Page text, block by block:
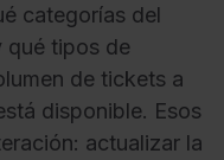
categorías del
qué tipos de
de tickets a
disponible. Esos
actualizar la